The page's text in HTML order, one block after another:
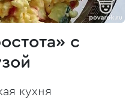
с
кухня